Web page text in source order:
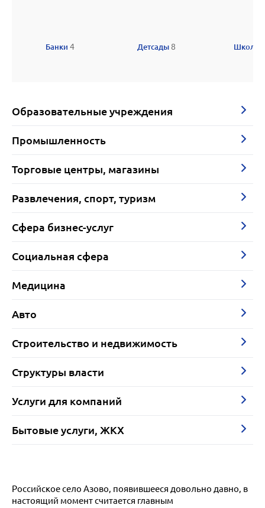
Банки4 Детсады8 Школы
Образовательные учреждения
Промышленность
Торговые центры, магазины
Развлечения, спорт, туризм
Сфера бизнес-услуг
Социальная сфера
Медицина
Авто
Строительство и недвижимость
Структуры власти
Услуги для компаний
Бытовые услуги, ЖКХ
Российское село Азово, появившееся довольно давно, в
настоящий момент считается главным